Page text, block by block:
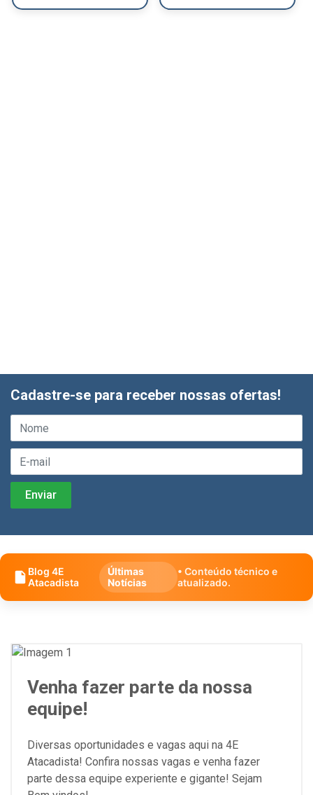
Cadastre-se para receber nossas ofertas!
Blog 4E
Atacadista
Últimas
Notícias
• Conteúdo técnico e
atualizado.
Venha fazer parte da nossa
equipe!
Diversas oportunidades e vagas aqui na 4E
Atacadista! Confira nossas vagas e venha fazer
parte dessa equipe experiente e gigante! Sejam